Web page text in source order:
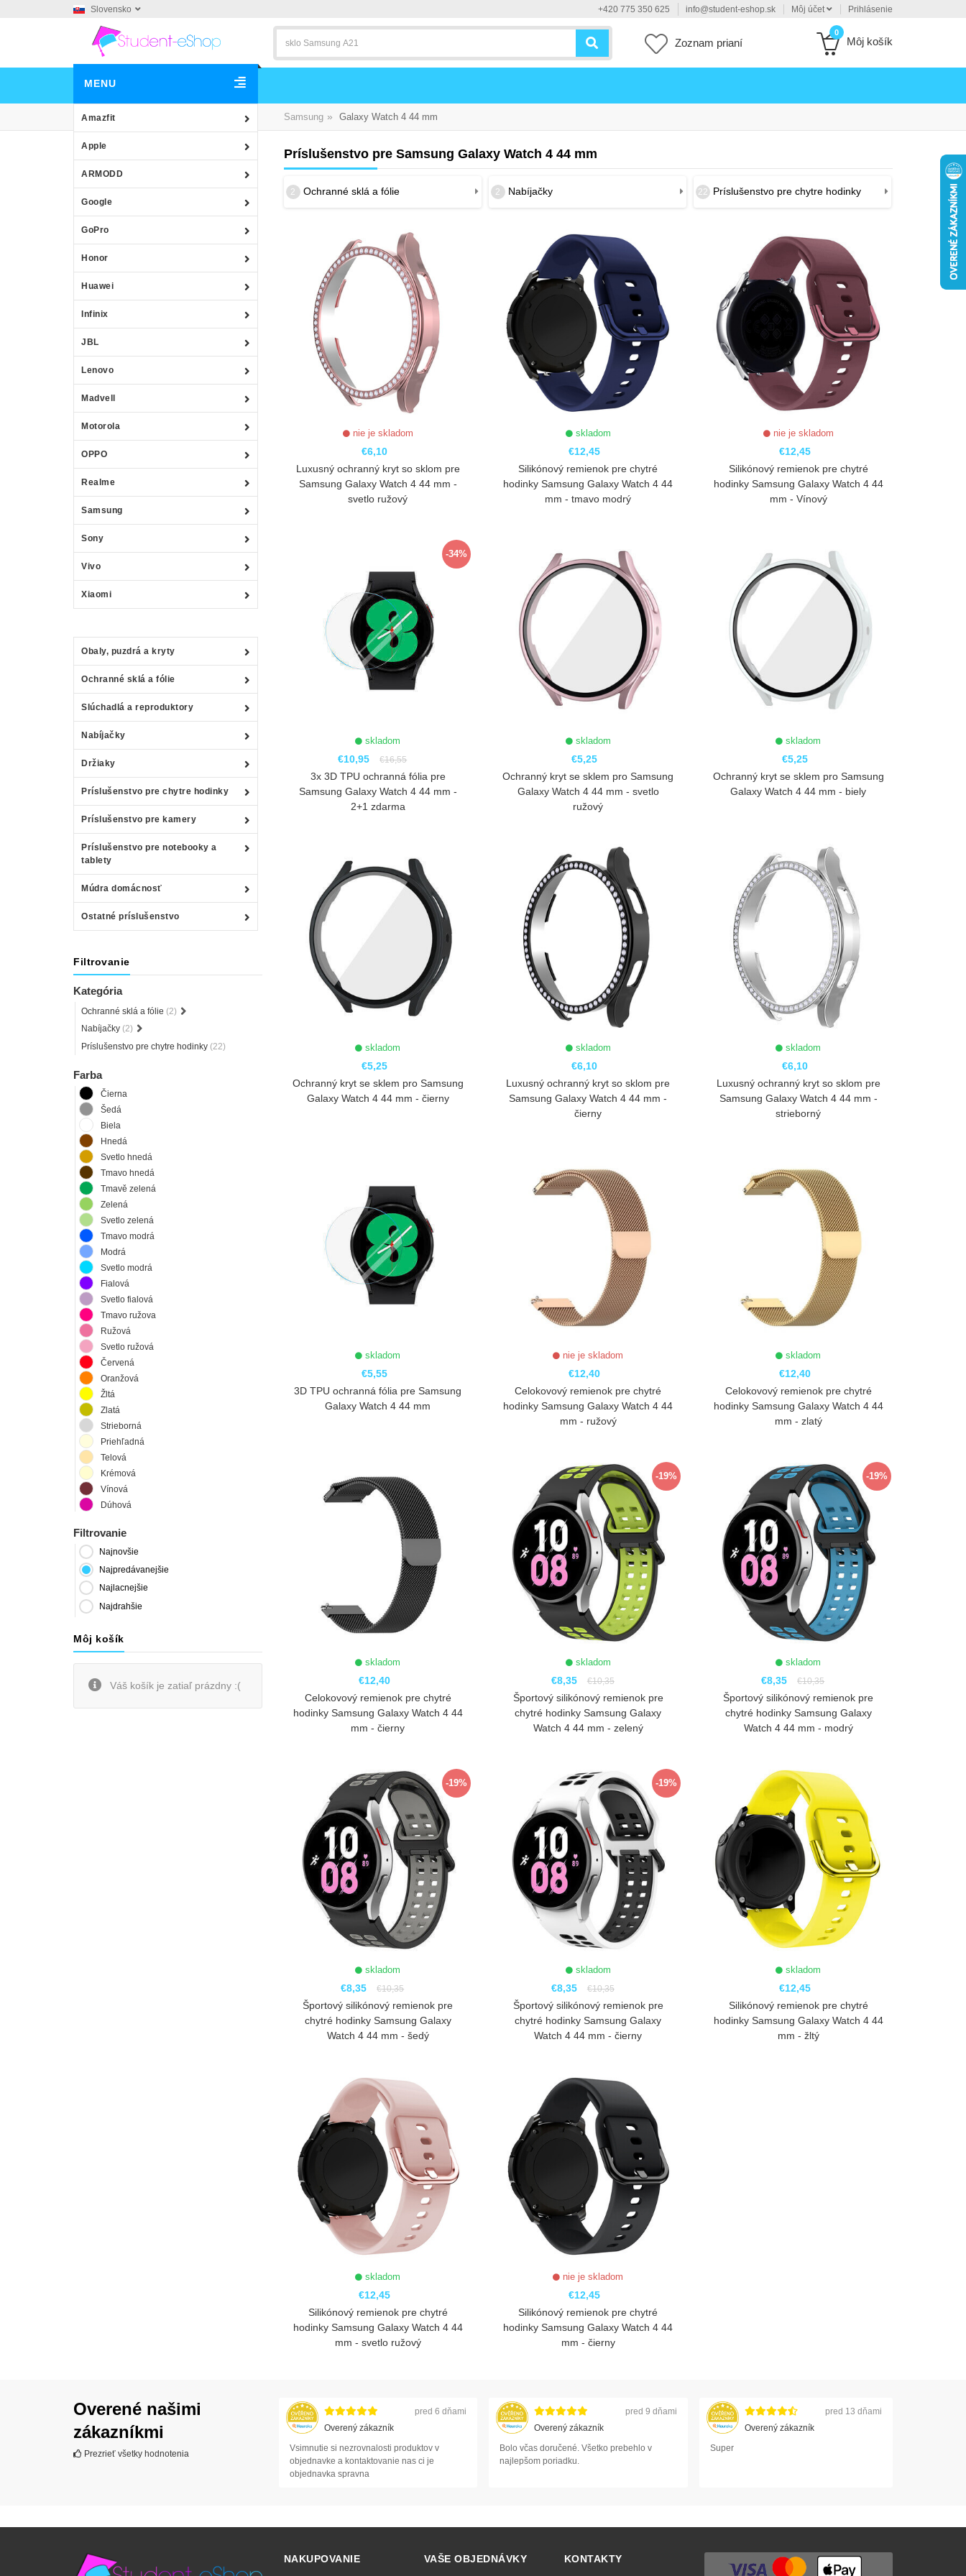
Slovensko +420 775 350 625 info@student-eshop.sk Môj účet Prihlásenie
Zoznam prianí
0
Môj košík
MENU
Amazfit
Apple
ARMODD
Google
GoPro
Honor
Huawei
Infinix
JBL
Lenovo
Madvell
Motorola
OPPO
Realme
Samsung
Sony
Vivo
Xiaomi
Obaly, puzdrá a kryty
Ochranné sklá a fólie
Slúchadlá a reproduktory
Nabíjačky
Držiaky
Príslušenstvo pre chytre hodinky
Príslušenstvo pre kamery
Príslušenstvo pre notebooky a
tablety
Múdra domácnosť
Ostatné príslušenstvo
Samsung » Galaxy Watch 4 44 mm
Filtrovanie
Kategória
Ochranné sklá a fólie (2)
Nabíjačky (2)
Príslušenstvo pre chytre hodinky (22)
Farba
Čierna
Šedá
Biela
Hnedá
Svetlo hnedá
Tmavo hnedá
Tmavě zelená
Zelená
Svetlo zelená
Tmavo modrá
Modrá
Svetlo modrá
Fialová
Svetlo fialová
Tmavo ružova
Ružová
Svetlo ružová
Červená
Oranžová
Žltá
Zlatá
Strieborná
Priehľadná
Telová
Krémová
Vínová
Dúhová
Filtrovanie
Najnovšie
Najpredávanejšie
Najlacnejšie
Najdrahšie
Môj košík
Váš košík je zatiaľ prázdny :(
Príslušenstvo pre Samsung Galaxy Watch 4 44 mm
2 Ochranné sklá a fólie 2 Nabíjačky 22 Príslušenstvo pre chytre hodinky
nie je skladom
€6,10
Luxusný ochranný kryt so sklom pre
Samsung Galaxy Watch 4 44 mm -
svetlo ružový
skladom
€12,45
Silikónový remienok pre chytré
hodinky Samsung Galaxy Watch 4 44
mm - tmavo modrý
nie je skladom
€12,45
Silikónový remienok pre chytré
hodinky Samsung Galaxy Watch 4 44
mm - Vínový
-34%
skladom
€10,95 €16,55
3x 3D TPU ochranná fólia pre
Samsung Galaxy Watch 4 44 mm -
2+1 zdarma
skladom
€5,25
ZOBRAZIŤ
Ochranný kryt se sklem pro Samsung
Galaxy Watch 4 44 mm - svetlo
ružový
skladom
€5,25
ZOBRAZIŤ
Ochranný kryt se sklem pro Samsung
Galaxy Watch 4 44 mm - biely
skladom
€5,25
Ochranný kryt se sklem pro Samsung
Galaxy Watch 4 44 mm - čierny
skladom
€6,10
Luxusný ochranný kryt so sklom pre
Samsung Galaxy Watch 4 44 mm -
čierny
skladom
€6,10
Luxusný ochranný kryt so sklom pre
Samsung Galaxy Watch 4 44 mm -
strieborný
skladom
€5,55
3D TPU ochranná fólia pre Samsung
Galaxy Watch 4 44 mm
nie je skladom
€12,40
ZOBRAZIŤ
Celokovový remienok pre chytré
hodinky Samsung Galaxy Watch 4 44
mm - ružový
skladom
€12,40
ZOBRAZIŤ
Celokovový remienok pre chytré
hodinky Samsung Galaxy Watch 4 44
mm - zlatý
skladom
€12,40
ZOBRAZIŤ
Celokovový remienok pre chytré
hodinky Samsung Galaxy Watch 4 44
mm - čierny
-19%
skladom
€8,35 €10,35
ZOBRAZIŤ
Športový silikónový remienok pre
chytré hodinky Samsung Galaxy
Watch 4 44 mm - zelený
-19%
skladom
€8,35 €10,35
ZOBRAZIŤ
Športový silikónový remienok pre
chytré hodinky Samsung Galaxy
Watch 4 44 mm - modrý
-19%
skladom
€8,35 €10,35
ZOBRAZIŤ
Športový silikónový remienok pre
chytré hodinky Samsung Galaxy
Watch 4 44 mm - šedý
-19%
skladom
€8,35 €10,35
ZOBRAZIŤ
Športový silikónový remienok pre
chytré hodinky Samsung Galaxy
Watch 4 44 mm - čierny
skladom
€12,45
Silikónový remienok pre chytré
hodinky Samsung Galaxy Watch 4 44
mm - žltý
skladom
€12,45
Silikónový remienok pre chytré
hodinky Samsung Galaxy Watch 4 44
mm - svetlo ružový
nie je skladom
€12,45
Silikónový remienok pre chytré
hodinky Samsung Galaxy Watch 4 44
mm - čierny
Overené našimi
zákazníkmi
Prezrieť všetky hodnotenia
pred 6 dňami
Overený zákazník
Vsimnutie si nezrovnalosti produktov v
objednavke a kontaktovanie nas ci je
objednavka spravna
pred 9 dňami
Overený zákazník
Bolo včas doručené. Všetko prebehlo v
najlepšom poriadku.
pred 13 dňami
Overený zákazník
Super
NAKUPOVANIE VAŠE OBJEDNÁVKY KONTAKTY